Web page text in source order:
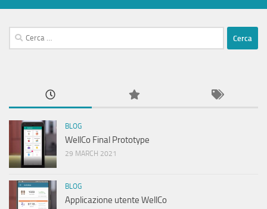
Ricerca
per:
BLOG
WellCo Final Prototype
29 MARCH 2021
BLOG
Applicazione utente WellCo